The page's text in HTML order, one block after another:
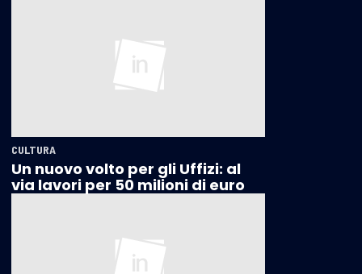
CULTURA
Un nuovo volto per gli Uffizi: al
via lavori per 50 milioni di euro